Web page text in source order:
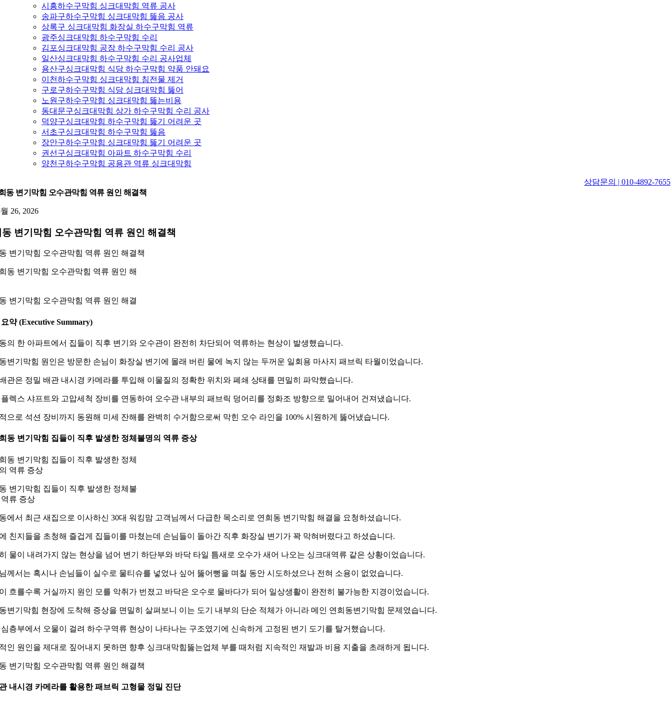
시흥하수구막힘 싱크대막힘 역류 공사
송파구하수구막힘 싱크대막힘 뚫음 공사
상록구 싱크대막힘 화장실 하수구막힘 역류
광주싱크대막힘 하수구막힘 수리
김포싱크대막힘 공장 하수구막힘 수리 공사
일산싱크대막힘 하수구막힘 수리 공사업체
용산구싱크대막힘 식당 하수구막힘 약품 안돼요
이천하수구막힘 싱크대막힘 침전물 제거
구로구하수구막힘 식당 싱크대막힘 뚫어
노원구하수구막힘 싱크대막힘 뚫는비용
동대문구싱크대막힘 상가 하수구막힘 수리 공사
덕양구싱크대막힘 하수구막힘 뚫기 어려운 곳
서초구싱크대막힘 하수구막힘 뚫음
장안구하수구막힘 싱크대막힘 뚫기 어려운 곳
권선구싱크대막힘 아파트 하수구막힘 수리
양천구하수구막힘 공용관 역류 싱크대막힘
상담문의 | 010-4892-7655
동 변기막힘 오수관막힘 역류 원인 해결책
26, 2026
변기막힘 오수관막힘 역류 원인 해결책
변기막힘 오수관막힘 역류 원인 해결책
변기막힘 오수관막힘 역류 원인 해결
약 (Executive Summary)
의 한 아파트에서 집들이 직후 변기와 오수관이 완전히 차단되어 역류하는 현상이 발생했습니다.
변기막힘 원인은 방문한 손님이 화장실 변기에 몰래 버린 물에 녹지 않는 두꺼운 일회용 마사지 패브릭 타월이었습니다.
관은 정밀 배관 내시경 카메라를 투입해 이물질의 정확한 위치와 폐쇄 상태를 면밀히 파악했습니다.
렉스 샤프트와 고압세척 장비를 연동하여 오수관 내부의 패브릭 덩어리를 정화조 방향으로 밀어내어 건져냈습니다.
으로 석션 장비까지 동원해 미세 잔해를 완벽히 수거함으로써 막힌 오수 라인을 100% 시원하게 뚫어냈습니다.
동 변기막힘 집들이 직후 발생한 정체불명의 역류 증상
변기막힘 집들이 직후 발생한 정체불
류 증상
에서 최근 새집으로 이사하신 30대 워킹맘 고객님께서 다급한 목소리로 연희동 변기막힘 해결을 요청하셨습니다.
친지들을 초청해 즐겁게 집들이를 마쳤는데 손님들이 돌아간 직후 화장실 변기가 꽉 막혀버렸다고 하셨습니다.
물이 내려가지 않는 현상을 넘어 변기 하단부와 바닥 타일 틈새로 오수가 새어 나오는 싱크대역류 같은 상황이었습니다.
께서는 혹시나 손님들이 실수로 물티슈를 넣었나 싶어 뚫어뻥을 며칠 동안 시도하셨으나 전혀 소용이 없었습니다.
흐를수록 거실까지 원인 모를 악취가 번졌고 바닥은 오수로 물바다가 되어 일상생활이 완전히 불가능한 지경이었습니다.
변기막힘 현장에 도착해 증상을 면밀히 살펴보니 이는 도기 내부의 단순 적체가 아니라 메인 연희동변기막힘 문제였습니다.
층부에서 오물이 걸려 하수구역류 현상이 나타나는 구조였기에 신속하게 고정된 변기 도기를 탈거했습니다.
인 원인을 제대로 짚어내지 못하면 향후 싱크대막힘뚫는업체 부를 때처럼 지속적인 재발과 비용 지출을 초래하게 됩니다.
변기막힘 오수관막힘 역류 원인 해결책
내시경 카메라를 활용한 패브릭 고형물 정밀 진단